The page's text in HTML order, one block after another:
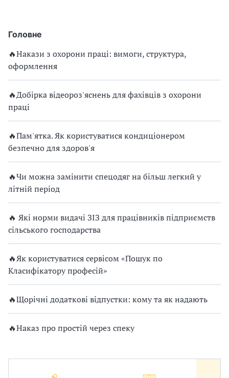
Головне
🔥Накази з охорони праці: вимоги, структура,
оформлення
🔥Добірка відеороз'яснень для фахівців з охорони
праці
🔥Пам'ятка. Як користуватися кондиціонером
безпечно для здоров'я
🔥Чи можна замінити спецодяг на більш легкий у
літній період
🔥 Які норми видачі ЗІЗ для працівників підприємств
сільського господарства
🔥Як користуватися сервісом «Пошук по
Класифікатору професій»
🔥Щорічні додаткові відпустки: кому та як надають
🔥Наказ про простій через спеку